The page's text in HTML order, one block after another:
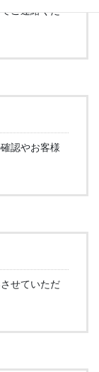
ご連絡くだ
認やお客様
せていただ